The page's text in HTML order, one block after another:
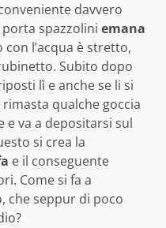
davvero
spazzolini emana
con l’acqua è stretto,
Subito dopo
lì e anche se li si
qualche goccia
e va a depositarsi sul
si crea la
e il conseguente
Come si fa a
che seppur di poco